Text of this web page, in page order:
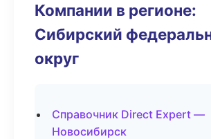
Компании в регионе:
Сибирский
округ
Справочник Direct Expert —
Новосибирск